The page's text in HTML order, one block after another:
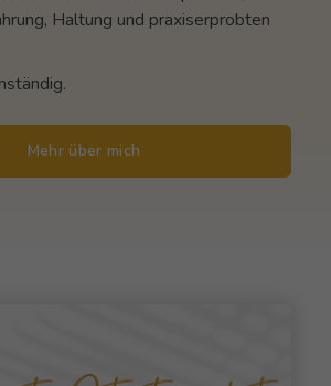
Haltung und praxiserprobten
Mehr über mich